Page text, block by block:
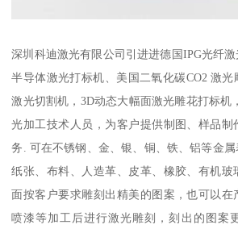
深圳科迪激光有限公司引进进德国IPG光纤激
半导体激光打标机、美国二氧化碳CO2 激光
激光切割机，3D动态大幅面激光雕花打标机
光加工技术人员，为客户提供制图、样品制
务. 可在不锈钢、金、银、铜、铁、铝等金属
纸张、布料、人造革、皮革、橡胶、有机玻
面按客户要求雕刻出精美的图案，也可以在
喷漆等加工后进行激光雕刻，刻出的图案